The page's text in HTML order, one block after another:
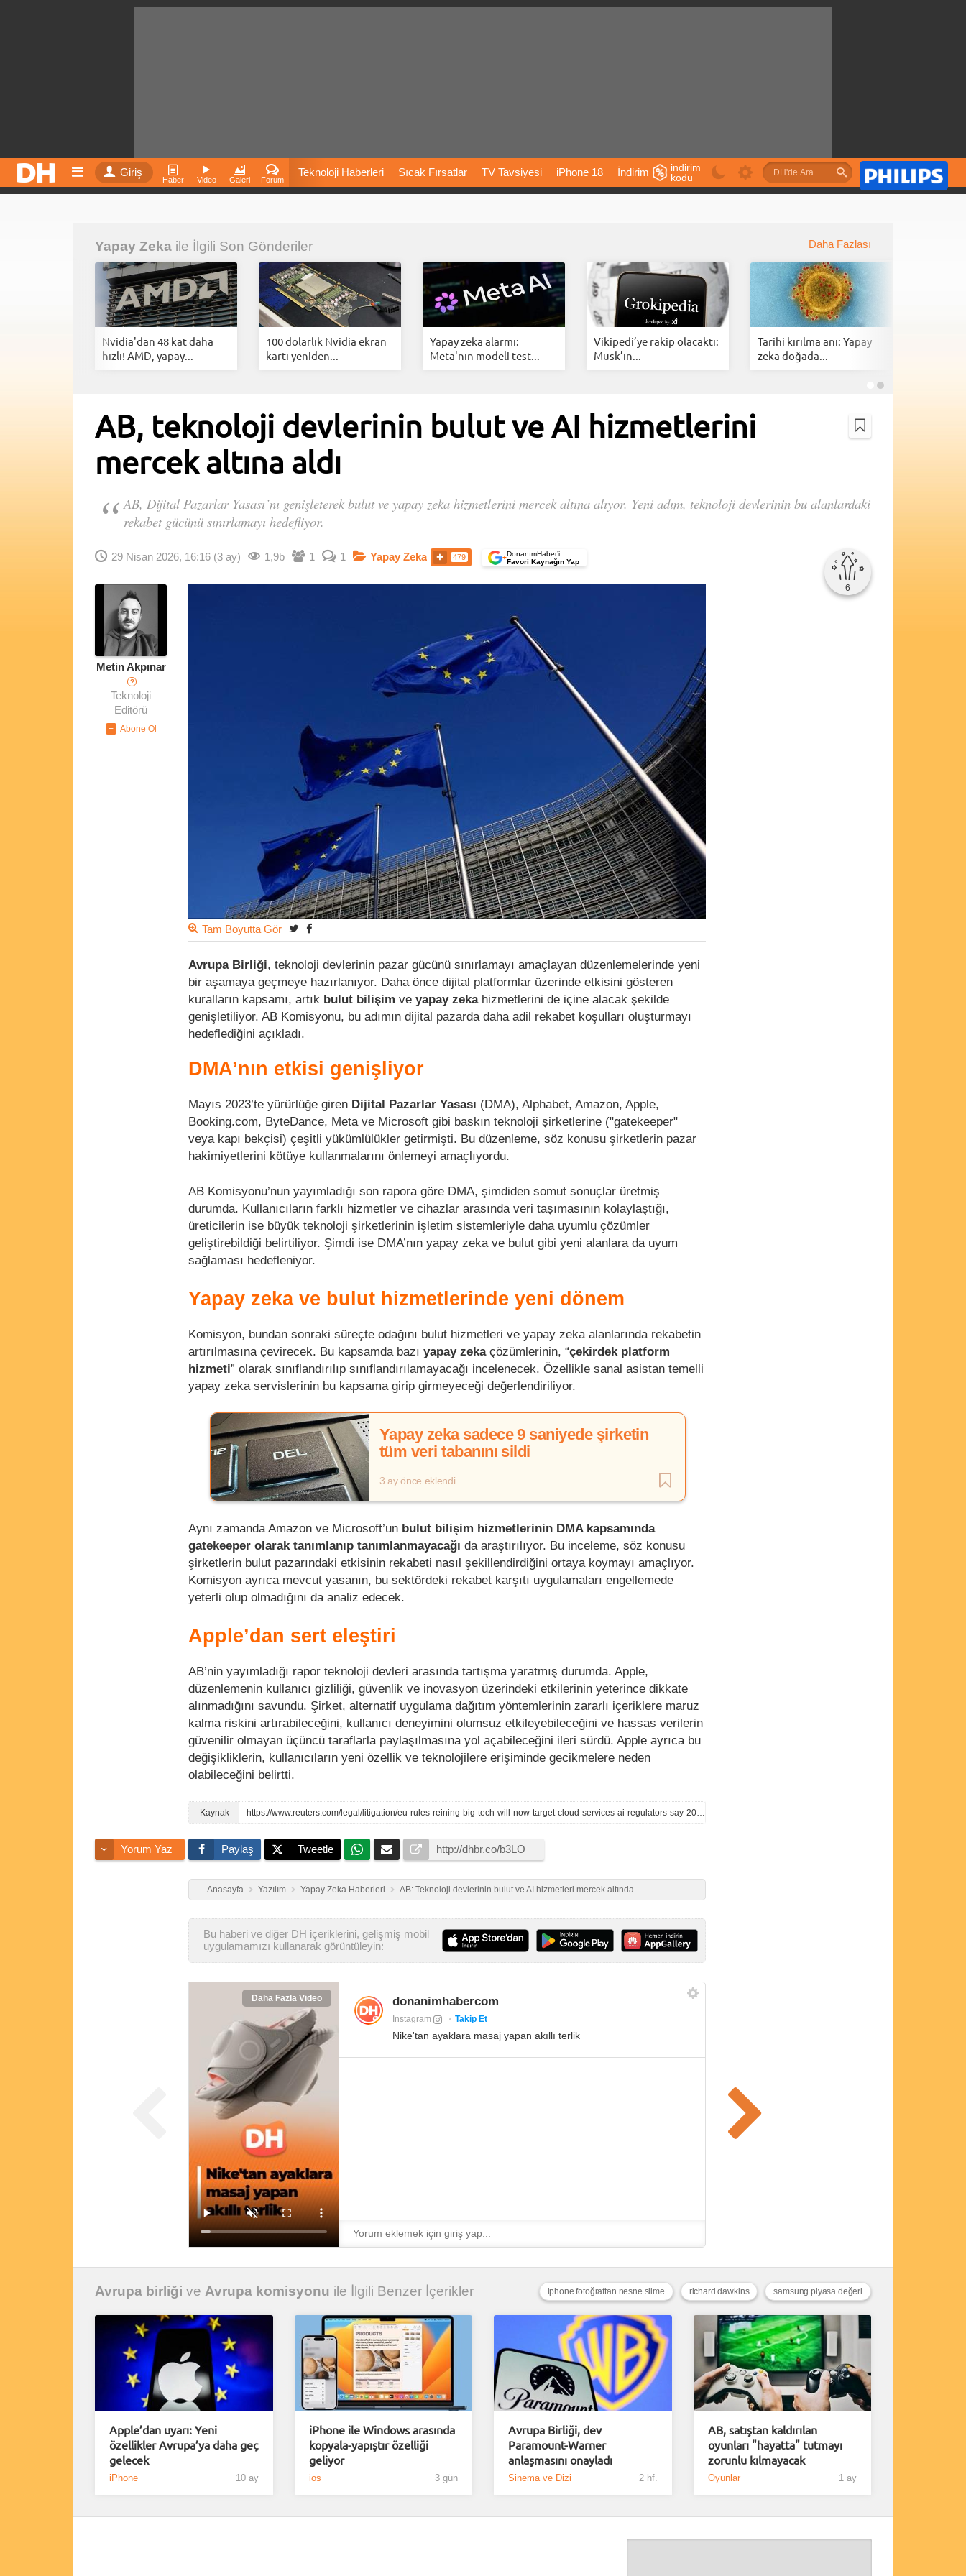
Giriş
Haber Video Galeri Forum
Teknoloji Haberleri Sıcak Fırsatlar TV Tavsiyesi iPhone 18 İndirim
Fiyatları
İnstagram Dondurma İnstagram Çöktü
indirim
kodu
Yapay Zeka ile İlgili Son Gönderiler Daha Fazlası
Nvidia'dan 48 kat daha
hızlı! AMD, yapay...
100 dolarlık Nvidia ekran
kartı yeniden...
Yapay zeka alarmı:
Meta'nın modeli test...
Vikipedi’ye rakip olacaktı:
Musk’ın...
Tarihi kırılma anı: Yapay
zeka doğada...
AB, teknoloji devlerinin bulut ve AI hizmetlerini
mercek altına aldı
AB, Dijital Pazarlar Yasası’nı genişleterek bulut ve yapay zeka hizmetlerini mercek altına alıyor. Yeni adım, teknoloji devlerinin bu alanlardaki
rekabet gücünü sınırlamayı hedefliyor.
29 Nisan 2026, 16:16 (3 ay) 1,9b 1 1 Yapay Zeka 479 +DonanımHaber’i
Favori Kaynağın Yap
6
Metin Akpınar
?
Teknoloji
Editörü
Tam Boyutta Gör
Avrupa Birliği, teknoloji devlerinin pazar gücünü sınırlamayı amaçlayan düzenlemelerinde yeni
bir aşamaya geçmeye hazırlanıyor. Daha önce dijital platformlar üzerinde etkisini gösteren
kuralların kapsamı, artık bulut bilişim ve yapay zekahizmetlerini de içine alacak şekilde
genişletiliyor. AB Komisyonu, bu adımın dijital pazarda daha adil rekabet koşulları oluşturmayı
hedeflediğini açıkladı.
DMA’nın etkisi genişliyor
Mayıs 2023’te yürürlüğe giren Dijital Pazarlar Yasası (DMA), Alphabet, Amazon, Apple,
Booking.com, ByteDance, Meta ve Microsoft gibi baskın teknoloji şirketlerine ("gatekeeper"
veya kapı bekçisi) çeşitli yükümlülükler getirmişti. Bu düzenleme, söz konusu şirketlerin pazar
hakimiyetlerini kötüye kullanmalarını önlemeyi amaçlıyordu.
AB Komisyonu’nun yayımladığı son rapora göre DMA, şimdiden somut sonuçlar üretmiş
durumda. Kullanıcıların farklı hizmetler ve cihazlar arasında veri taşımasının kolaylaştığı,
üreticilerin ise büyük teknoloji şirketlerinin işletim sistemleriyle daha uyumlu çözümler
geliştirebildiği belirtiliyor. Şimdi ise DMA’nın yapay zeka ve bulut gibi yeni alanlara da uyum
sağlaması hedefleniyor.
Yapay zeka ve bulut hizmetlerinde yeni dönem
Komisyon, bundan sonraki süreçte odağını bulut hizmetleri ve yapay zeka alanlarında rekabetin
artırılmasına çevirecek. Bu kapsamda bazı yapay zeka çözümlerinin, “çekirdek platform
hizmeti” olarak sınıflandırılıp sınıflandırılamayacağı incelenecek. Özellikle sanal asistan temelli
yapay zeka servislerinin bu kapsama girip girmeyeceği değerlendiriliyor.
Yapay zeka sadece 9 saniyede şirketin
tüm veri tabanını sildi
3 ay önce eklendi
Aynı zamanda Amazon ve Microsoft’un bulut bilişim hizmetlerinin DMA kapsamında
gatekeeper olarak tanımlanıp tanımlanmayacağı da araştırılıyor. Bu inceleme, söz konusu
şirketlerin bulut pazarındaki etkisinin rekabeti nasıl şekillendirdiğini ortaya koymayı amaçlıyor.
Komisyon ayrıca mevcut yasanın, bu sektördeki rekabet karşıtı uygulamaları engellemede
yeterli olup olmadığını da analiz edecek.
Apple’dan sert eleştiri
AB’nin yayımladığı rapor teknoloji devleri arasında tartışma yaratmış durumda. Apple,
düzenlemenin kullanıcı gizliliği, güvenlik ve inovasyon üzerindeki etkilerinin yeterince dikkate
alınmadığını savundu. Şirket, alternatif uygulama dağıtım yöntemlerinin zararlı içeriklere maruz
kalma riskini artırabileceğini, kullanıcı deneyimini olumsuz etkileyebileceğini ve hassas verilerin
güvenilir olmayan üçüncü taraflarla paylaşılmasına yol açabileceğini ileri sürdü. Apple ayrıca bu
değişikliklerin, kullanıcıların yeni özellik ve teknolojilere erişiminde gecikmelere neden
olabileceğini belirtti.
https://www.reuters.com/legal/litigation/eu-rules-reining-big-tech-will-now-target-cloud-services-ai-regulators-say-2026-04-28/
Yorum Yaz Paylaş Tweetle
Anasayfa Yazılım Yapay Zeka Haberleri AB: Teknoloji devlerinin bulut ve AI hizmetleri mercek altında
Bu haberi ve diğer DH içeriklerini, gelişmiş mobil
uygulamamızı kullanarak görüntüleyin:
Daha Fazla Video donanimhabercom
Instagram Takip Et
Nike'tan ayaklara masaj yapan akıllı terlik
Avrupa birliği ve Avrupa komisyonu ile İlgili Benzer İçerikler samsung piyasa değeri
richard dawkins
iphone fotoğraftan nesne silme
Apple’dan uyarı: Yeni
özellikler Avrupa’ya daha geç
gelecek
iPhone 10 ay
iPhone ile Windows arasında
kopyala-yapıştır özelliği
geliyor
ios 3 gün
Avrupa Birliği, dev
Paramount-Warner
anlaşmasını onayladı
Sinema ve Dizi 2 hf.
AB, satıştan kaldırılan
oyunları "hayatta" tutmayı
zorunlu kılmayacak
Oyunlar 1 ay